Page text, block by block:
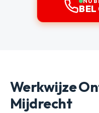
Werkwijze
Mijdrecht